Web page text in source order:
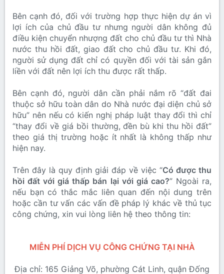
Bên cạnh đó, đối với trường hợp thực hiện dự án vì
lợi ích của chủ đầu tư nhưng người dân không đủ
điều kiện chuyển nhượng đất cho chủ đầu tư thì Nhà
nước thu hồi đất, giao đất cho chủ đầu tư. Khi đó,
người sử dụng đất chỉ có quyền đối với tài sản gắn
liền với đất nên lợi ích thu được rất thấp.
Bên cạnh đó, người dân cần phải nắm rõ “đất đai
thuộc sở hữu toàn dân do Nhà nước đại diện chủ sở
hữu” nên nếu có kiến nghị pháp luật thay đổi thì chỉ
“thay đổi về giá bồi thường, đền bù khi thu hồi đất”
theo giá thị trường hoặc ít nhất là không thấp như
hiện nay.
Trên đây là quy định giải đáp về việc “Có được thu
hồi đất với giá thấp bán lại với giá cao?” Ngoài ra,
nếu bạn có thắc mắc liên quan đến nội dung trên
hoặc cần tư vấn các vấn đề pháp lý khác về thủ tục
công chứng, xin vui lòng liên hệ theo thông tin:
MIỄN PHÍ DỊCH VỤ CÔNG CHỨNG TẠI NHÀ
Địa chỉ: 165 Giảng Võ, phường Cát Linh, quận Đống